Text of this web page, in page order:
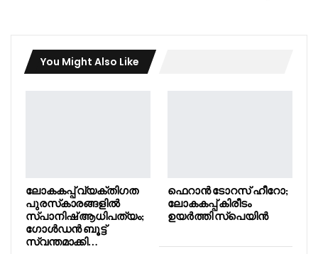
You Might Also Like
ലോകകപ്പ് വ്യക്തിഗത
പുരസ്‌കാരങ്ങളിൽ
സ്പാനിഷ് ആധിപത്യം;
ഗോൾഡൻ ബൂട്ട്
സ്വന്തമാക്കി…
ഫെറാൻ ടോറസ് ഹീറോ;
ലോകകപ്പ് കിരീടം
ഉയർത്തി സ്പെയിൻ